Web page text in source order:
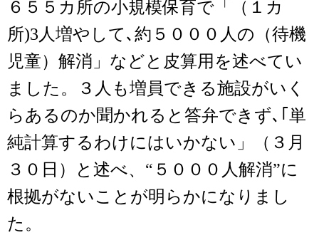
６５５カ所の小規模保育で「（１カ
所)3人増やして､約５０００人の（待機
児童）解消」などと皮算用を述べてい
ました。３人も増員できる施設がいく
らあるのか聞かれると答弁できず､｢単
純計算するわけにはいかない」（３月
３０日）と述べ、“５０００人解消”に
根拠がないことが明らかになりまし
た。